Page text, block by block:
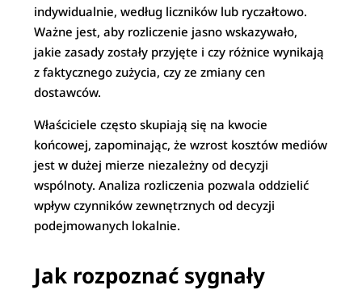
indywidualnie, według liczników lub ryczałtowo.
Ważne jest, aby rozliczenie jasno wskazywało,
jakie zasady zostały przyjęte i czy różnice wynikają
z faktycznego zużycia, czy ze zmiany cen
dostawców.
Właściciele często skupiają się na kwocie
końcowej, zapominając, że wzrost kosztów mediów
jest w dużej mierze niezależny od decyzji
wspólnoty. Analiza rozliczenia pozwala oddzielić
wpływ czynników zewnętrznych od decyzji
podejmowanych lokalnie.
Jak rozpoznać sygnały